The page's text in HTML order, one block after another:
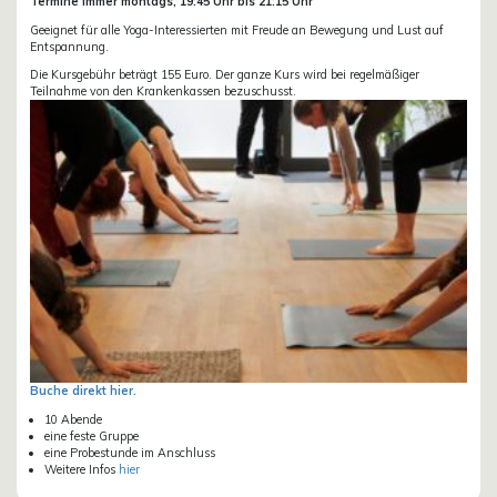
Geeignet für alle Yoga-Interessierten mit Freude an Bewegung und Lust auf
Entspannung.
Die Kursgebühr beträgt 155 Euro. Der ganze Kurs wird bei regelmäßiger
Teilnahme von den Krankenkassen bezuschusst.
Buche direkt hier.
10 Abende
eine feste Gruppe
eine Probestunde im Anschluss
Weitere Infos hier